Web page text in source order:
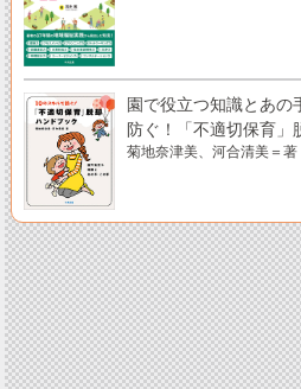
園で役立つ知識とあ
防ぐ！「不適切保育」
菊地奈津美、河合清美＝著